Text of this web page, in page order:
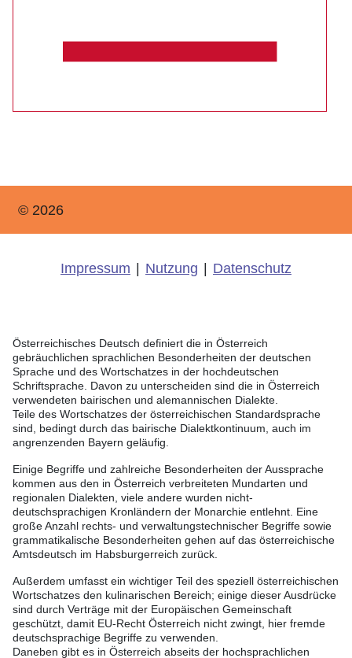
© 2026
Impressum Nutzung Datenschutz
Österreichisches Deutsch definiert die in Österreich
gebräuchlichen sprachlichen Besonderheiten der deutschen
Sprache und des Wortschatzes in der hochdeutschen
Schriftsprache. Davon zu unterscheiden sind die in Österreich
verwendeten bairischen und alemannischen Dialekte.
Teile des Wortschatzes der österreichischen Standardsprache
sind, bedingt durch das bairische Dialektkontinuum, auch im
angrenzenden Bayern geläufig.
Einige Begriffe und zahlreiche Besonderheiten der Aussprache
kommen aus den in Österreich verbreiteten Mundarten und
regionalen Dialekten, viele andere wurden nicht-
deutschsprachigen Kronländern der Monarchie entlehnt. Eine
große Anzahl rechts- und verwaltungstechnischer Begriffe sowie
grammatikalische Besonderheiten gehen auf das österreichische
Amtsdeutsch im Habsburgerreich zurück.
Außerdem umfasst ein wichtiger Teil des speziell österreichischen
Wortschatzes den kulinarischen Bereich; einige dieser Ausdrücke
sind durch Verträge mit der Europäischen Gemeinschaft
geschützt, damit EU-Recht Österreich nicht zwingt, hier fremde
deutschsprachige Begriffe zu verwenden.
Daneben gibt es in Österreich abseits der hochsprachlichen